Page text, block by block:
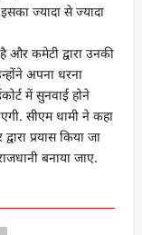
ज्यादा से ज्यादा
और कमेटी द्वारा उनकी
अपना धरना
में सुनवाई होने
सीएम धामी ने कहा
प्रयास किया जा
बनाया जाए.